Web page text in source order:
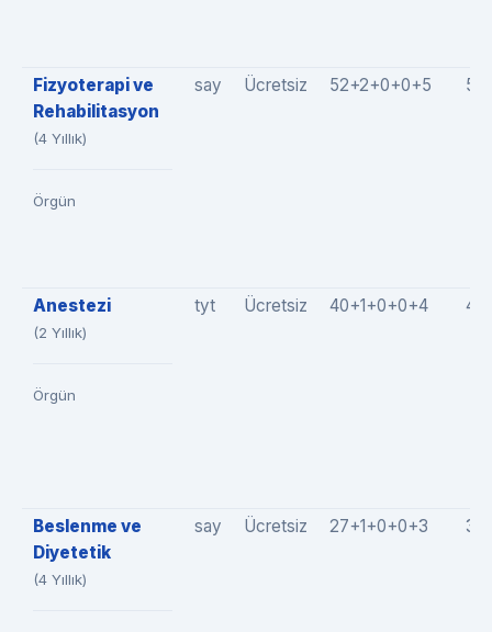
Fizyoterapi ve
Rehabilitasyon
(4 Yıllık)
Örgün
say Ücretsiz 52+2+0+0+5
Anestezi
(2 Yıllık)
Örgün
tyt Ücretsiz 40+1+0+0+4
Beslenme ve
Diyetetik
(4 Yıllık)
say Ücretsiz 27+1+0+0+3